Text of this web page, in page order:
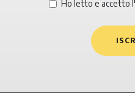
Ho letto e accetto l'